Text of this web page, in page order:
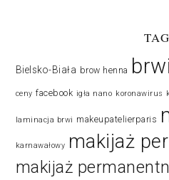
Bielsko-Biała brow henna brwi
ceny facebook igła nano koronawirus
laminacja brwi makeupatelierparis
karnawałowy makijaż
makijaż